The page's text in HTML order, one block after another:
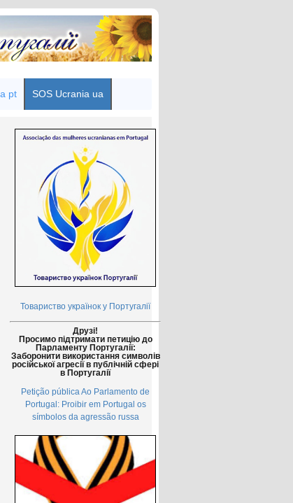
pt SOS Ucrania ua
Товариство українок у Португалії
Друзі!
Просимо підтримати петицію до
Парламенту Португалії:
Заборонити використання символів
російської агресії в публічній сфері
в Португалії
Petição pública Ao Parlamento de
Portugal: Proibir em Portugal os
símbolos da agressão russa